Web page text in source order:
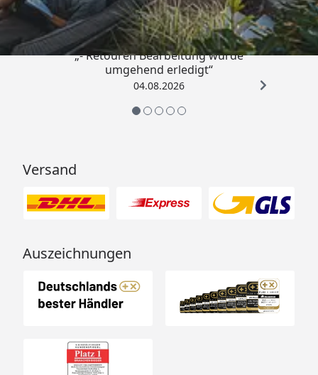
4,81/ 5
„- Retouren Bearbeitung wurde
umgehend erledigt“
04.08.2026
Versand
Auszeichnungen